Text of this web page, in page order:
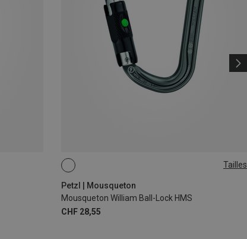
Tailles
Petzl | Mousqueton
Mousqueton William Ball-Lock HMS
CHF 28,55
BALL-LOCK